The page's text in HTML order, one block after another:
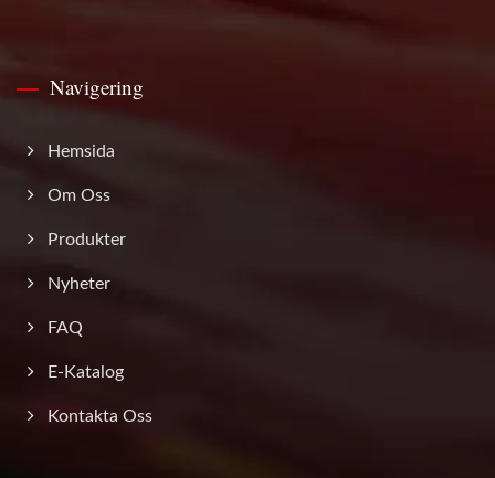
Navigering
Hemsida
Om Oss
Produkter
Nyheter
FAQ
E-Katalog
Kontakta Oss